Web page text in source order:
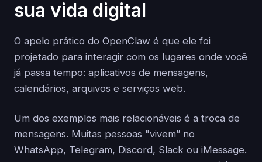
sua vida digital
O apelo prático do OpenClaw é que ele foi
projetado para interagir com os lugares onde você
já passa tempo: aplicativos de mensagens,
calendários, arquivos e serviços web.
Um dos exemplos mais relacionáveis é a troca de
mensagens. Muitas pessoas "vivem” no
WhatsApp, Telegram, Discord, Slack ou iMessage.